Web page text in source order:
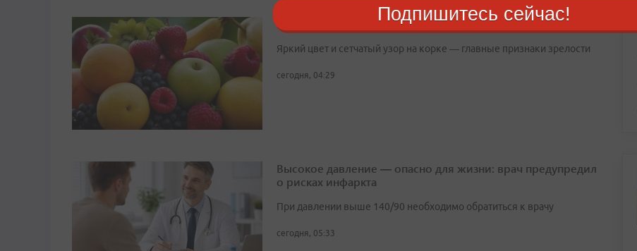
Как выбрать спелую дыню: простые правила от фермера
Яркий цвет и сетчатый узор на корке — главные признаки зрелости
сегодня, 04:29
Высокое давление — опасно для жизни: врач предупредил
о рисках инфаркта
При давлении выше 140/90 необходимо обратиться к врачу
сегодня, 05:33
Подпишитесь сейчас!